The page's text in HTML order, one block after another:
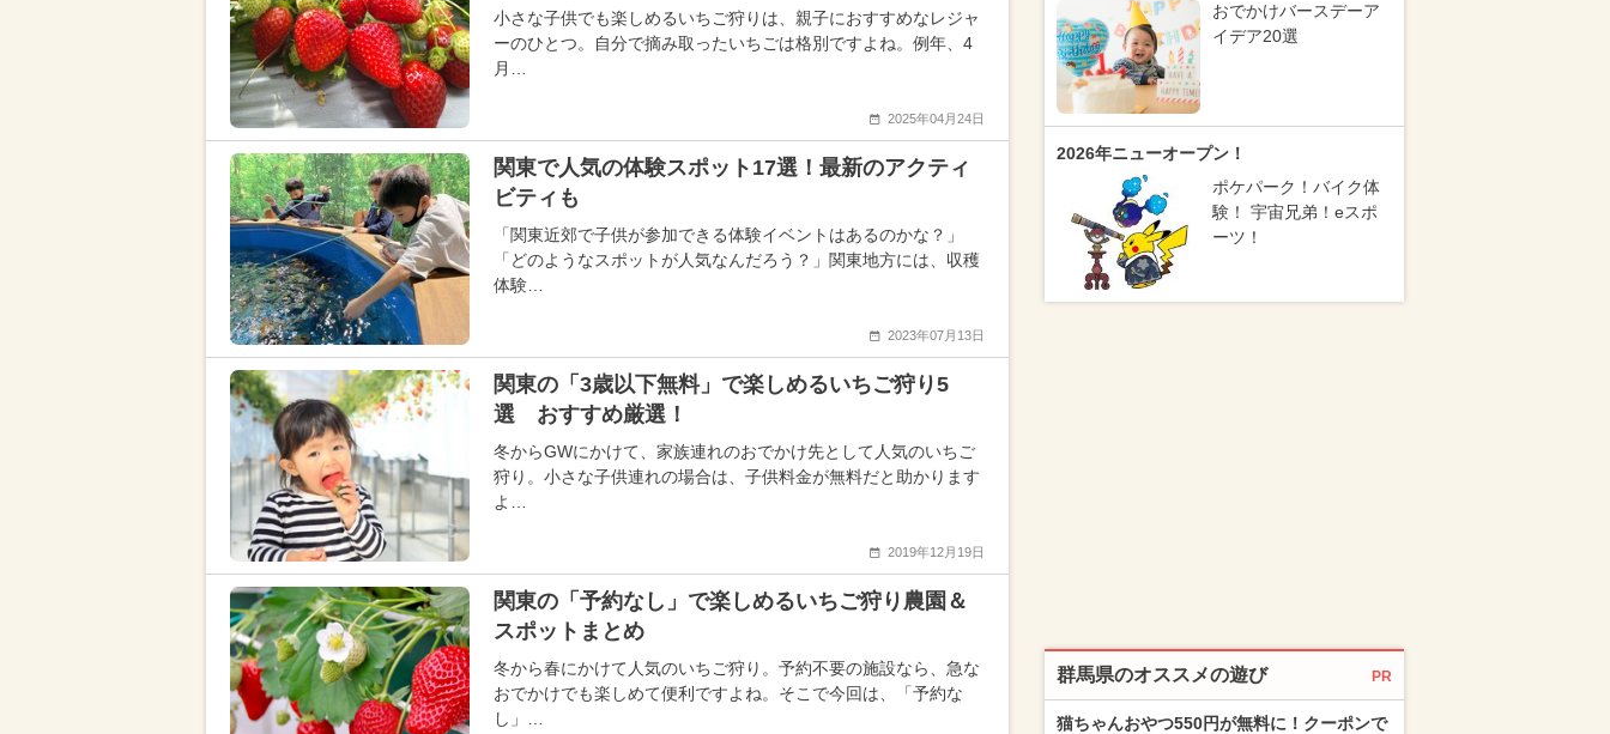
小さな子供でも楽しめるいちご狩りは、親子におすすめなレジャ
ーのひとつ。自分で摘み取ったいちごは格別ですよね。例年、4
月…
2025年04月24日
関東で人気の体験スポット17選！最新のアクティ
ビティも
「関東近郊で子供が参加できる体験イベントはあるのかな？」
「どのようなスポットが人気なんだろう？」関東地方には、収穫
体験…
2023年07月13日
関東の「3歳以下無料」で楽しめるいちご狩り5
選 おすすめ厳選！
冬からGWにかけて、家族連れのおでかけ先として人気のいちご
狩り。小さな子供連れの場合は、子供料金が無料だと助かります
よ…
2019年12月19日
関東の「予約なし」で楽しめるいちご狩り農園＆
スポットまとめ
冬から春にかけて人気のいちご狩り。予約不要の施設なら、急な
おでかけでも楽しめて便利ですよね。そこで今回は、「予約な
し」…
おでかけバースデーア
イデア20選
2026年ニューオープン！
ポケパーク！バイク体
験！ 宇宙兄弟！eスポ
ーツ！
群馬県のオススメの遊び PR
猫ちゃんおやつ550円が無料に！クーポンで